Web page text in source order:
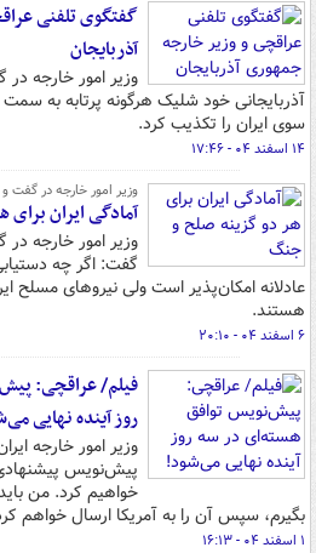
گفتگوی تلفنی
آذربایجان
وزیر امور خارجه
آذربایجانی خود شلیک هرگونه‌ پرتابه به
سوی ایران را تکذیب کرد.
۱۴ اسفند ۰۴ - ۱۷:۴۶
وزیر امور خارجه در گفت و
آمادگی ایران
وزیر امور خارجه در
گفت: اگر چه
عادلانه امکان‌پذیر است ولی نیروهای مسلح
هستند.
۶ اسفند ۰۴ - ۲۰:۱۰
فیلم/ عراقچی:
روز آینده نهایی
وزیر امور خارجه
پیش‌نویس
خواهیم کرد. من
بگیرم، سپس آن را به آمریکا ارسال خواهم
۱ اسفند ۰۴ - ۱۶:۱۳